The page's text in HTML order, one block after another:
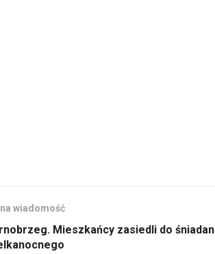
wiadomość
Mieszkańcy zasiedli do